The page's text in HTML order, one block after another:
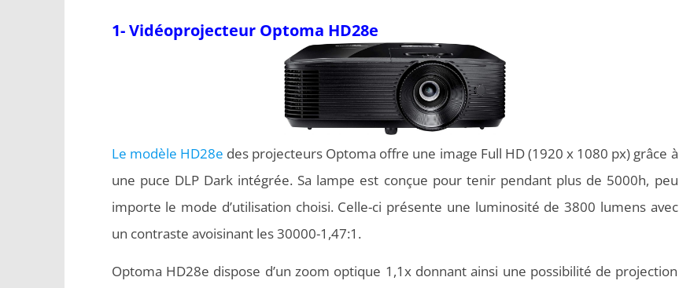
1- Vidéoprojecteur Optoma HD28e
Le modèle HD28e des projecteurs Optoma offre une image Full HD (1920 x 1080 px) grâce à
une puce DLP Dark intégrée. Sa lampe est conçue pour tenir pendant plus de 5000h, peu
importe le mode d’utilisation choisi. Celle-ci présente une luminosité de 3800 lumens avec
un contraste avoisinant les 30000-1,47:1.
Optoma HD28e dispose d’un zoom optique 1,1x donnant ainsi une possibilité de projection